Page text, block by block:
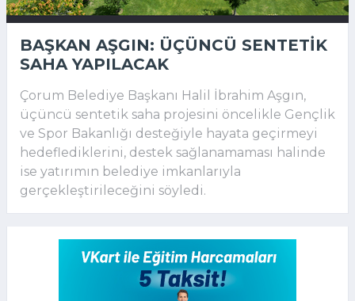
BAŞKAN AŞGIN: ÜÇÜNCÜ SENTETIK
SAHA YAPILACAK
Çorum Belediye Başkanı Halil İbrahim Aşgın,
üçüncü sentetik saha projesini öncelikle Gençlik
ve Spor Bakanlığı desteğiyle hayata geçirmeyi
hedeflediklerini, destek sağlanamaması halinde
ise yatırımın belediye imkanlarıyla
gerçekleştirileceğini söyledi.